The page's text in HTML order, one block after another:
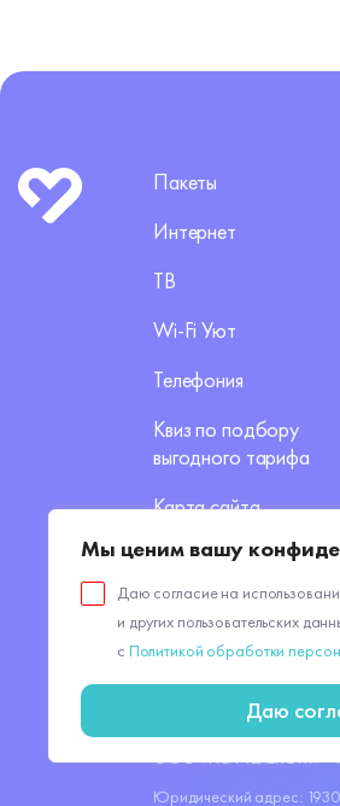
Мы ценим вашу
Даю согласие на
и других пользовательских
с Политикой обработки
Даю
Пакеты
Интернет
ТВ
Wi-Fi Уют
Телефония
Квиз по подбору
выгодного тарифа
Карта сайта
©2026«Уют Телеком»
Продолжая
в соответствии с
ООО «УЮТ ТЕЛЕКОМ»
Юридический адрес: